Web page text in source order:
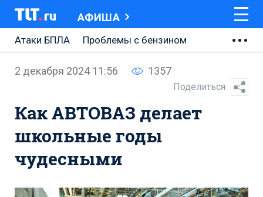
АФИША
Атаки БПЛА
Проблемы с бензином
АВТОВАЗ
Ремонт Обводного шоссе
Набережная Тольятти
Неделя Тольятти
2 декабря 2024 11:56 1357
Поделиться
Как АВТОВАЗ делает
школьные годы
чудесными